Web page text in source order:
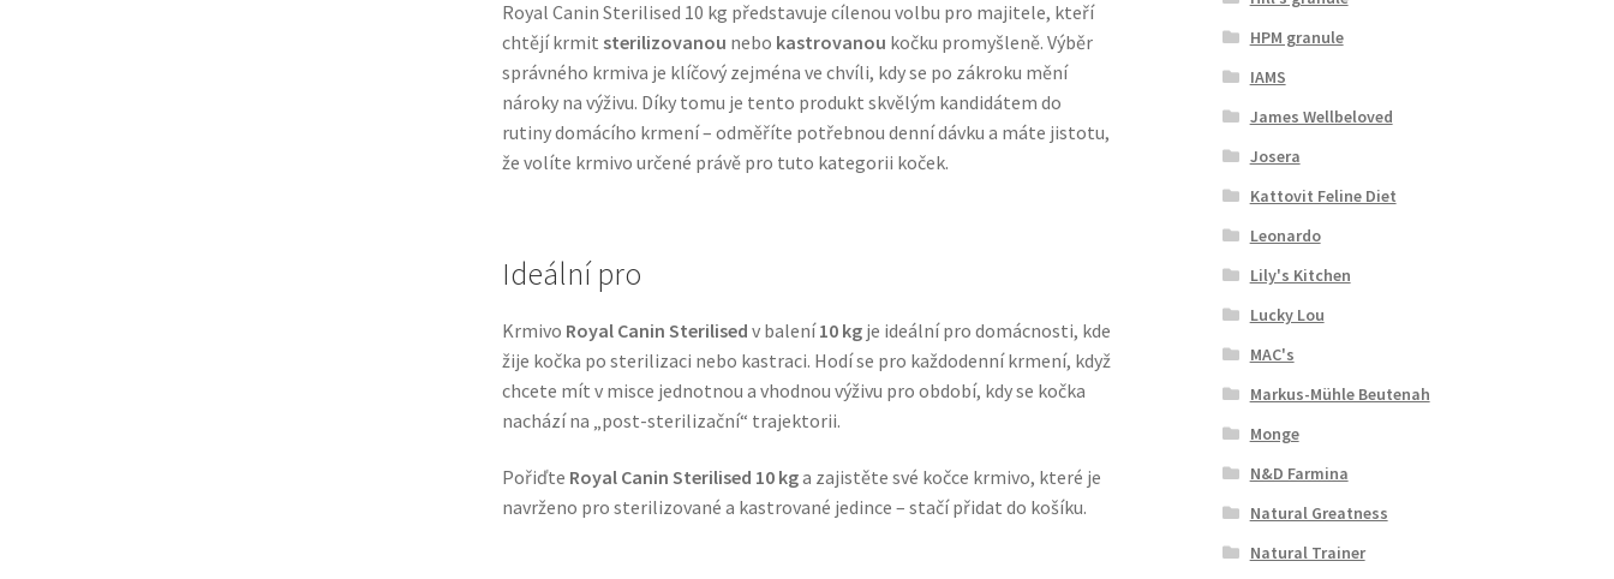
Royal Canin Sterilised 10 kg představuje cílenou volbu pro majitele, kteří
chtějí krmit sterilizovanou nebo kastrovanou kočku promyšleně. Výběr
správného krmiva je klíčový zejména ve chvíli, kdy se po zákroku mění
nároky na výživu. Díky tomu je tento produkt skvělým kandidátem do
rutiny domácího krmení – odměříte potřebnou denní dávku a máte jistotu,
že volíte krmivo určené právě pro tuto kategorii koček.
Ideální pro
Krmivo Royal Canin Sterilised v balení10 kgje ideální pro domácnosti, kde
žije kočka po sterilizaci nebo kastraci. Hodí se pro každodenní krmení, když
chcete mít v misce jednotnou a vhodnou výživu pro období, kdy se kočka
nachází na „post-sterilizační“ trajektorii.
Pořiďte Royal Canin Sterilised 10 kga zajistěte své kočce krmivo, které je
navrženo pro sterilizované a kastrované jedince – stačí přidat do košíku.
HPM granule
IAMS
James Wellbeloved
Josera
Kattovit Feline Diet
Leonardo
Lily's Kitchen
Lucky Lou
MAC's
Markus-Mühle Beutenah
Monge
N&D Farmina
Natural Greatness
Natural Trainer